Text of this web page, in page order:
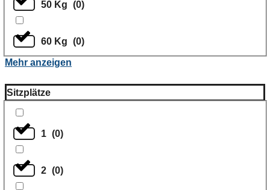
50 Kg (0)
60 Kg (0)
Mehr anzeigen
Sitzplätze
1 (0)
2 (0)